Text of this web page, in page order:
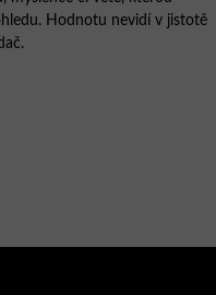
Hodnotu nevidí v jistotě
Inovace se naprosto